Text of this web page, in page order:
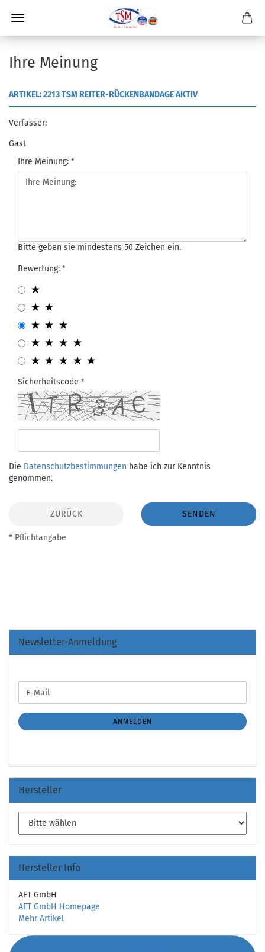
Ihre Meinung
ARTIKEL: 2213 TSM REITER-RÜCKENBANDAGE AKTIV
Verfasser:
Gast
Ihre Meinung:
Bitte geben sie mindestens 50 Zeichen ein.
Bewertung:
Sicherheitscode
Die Datenschutzbestimmungen habe ich zur Kenntnis
genommen.
ZURÜCK SENDEN
* Pflichtangabe
Newsletter-Anmeldung
ZUR
ANMELDUNG
E-
Mail
ANMELDEN
Hersteller
Hersteller Info
AET GmbH
AET GmbH Homepage
Mehr Artikel